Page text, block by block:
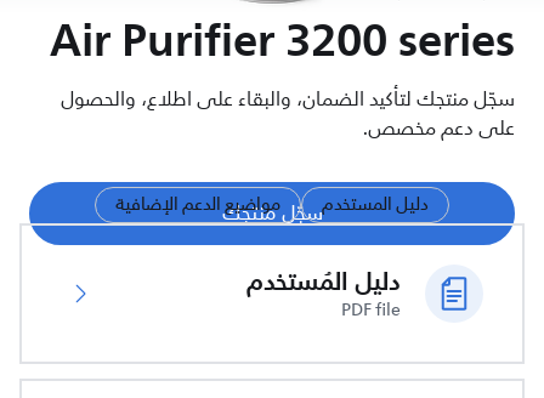
Air Purifier 3200 series
سجّل منتجك لتأكيد الضمان، والبقاء على اطلاع، والحصول
على دعم مخصص.
سجّل منتجكدليل المستخدم مواضيع الدعم الإضافية
دليل المُستخدم
PDF file